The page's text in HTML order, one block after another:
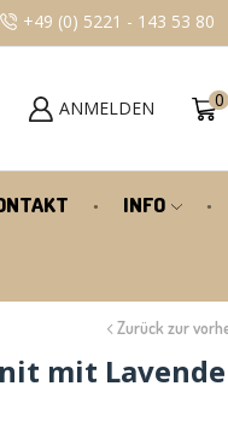
+49 (0) 5221 - 143 53 80
ANMELDEN 0
INFO
Zurück zur
mit